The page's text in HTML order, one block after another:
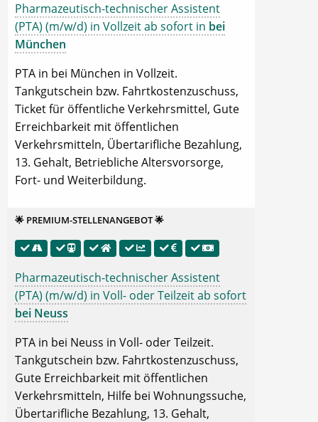
Pharmazeutisch-technischer Assistent
(PTA) (m/w/d) in Vollzeit ab sofort in bei
München
PTA in bei München in Vollzeit.
Tankgutschein bzw. Fahrtkostenzuschuss,
Ticket für öffentliche Verkehrsmittel, Gute
Erreichbarkeit mit öffentlichen
Verkehrsmitteln, Übertarifliche Bezahlung,
13. Gehalt, Betriebliche Altersvorsorge,
Fort- und Weiterbildung.
🌟 PREMIUM-STELLENANGEBOT 🌟
Pharmazeutisch-technischer Assistent
(PTA) (m/w/d) in Voll- oder Teilzeit ab sofort
bei Neuss
PTA in bei Neuss in Voll- oder Teilzeit.
Tankgutschein bzw. Fahrtkostenzuschuss,
Gute Erreichbarkeit mit öffentlichen
Verkehrsmitteln, Hilfe bei Wohnungssuche,
Übertarifliche Bezahlung, 13. Gehalt,